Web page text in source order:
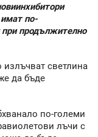
по-
при продължително
светлина
да бъде
по-големи
лъчи с